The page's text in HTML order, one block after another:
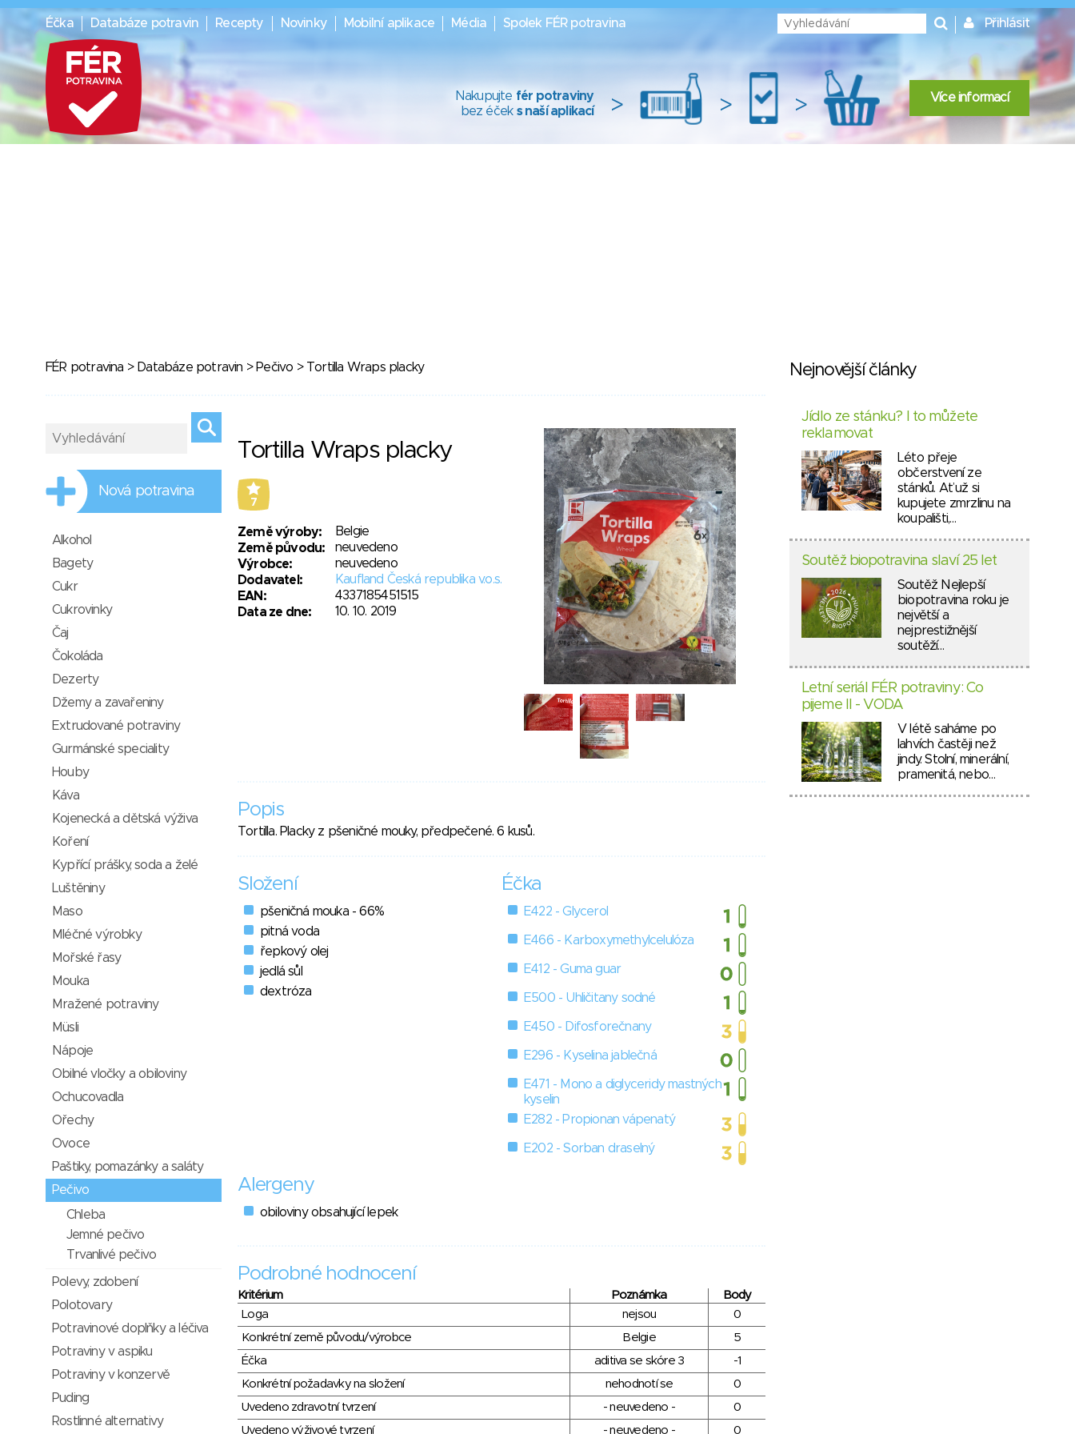
Éčka Databáze potravin Recepty Novinky Mobilní aplikace Média Spolek FÉR potravina Přihlásit
Nakupujte fér potraviny
bez éček s naší aplikací > > > Více informací
FÉR potravina > Databáze potravin > Pečivo > Tortilla Wraps placky
Tortilla Wraps placky
7
Země výroby:
Belgie
Země původu:
neuvedeno
Výrobce:
neuvedeno
Dodavatel:
Kaufland Česká republika v.o.s.
EAN:
4337185451515
Data ze dne:
10. 10. 2019
Popis
Tortilla. Placky z pšeničné mouky, předpečené. 6 kusů.
Složení
pšeničná mouka - 66%
pitná voda
řepkový olej
jedlá sůl
dextróza
Éčka
E422 - Glycerol
E466 - Karboxymethylcelulóza
E412 - Guma guar
E500 - Uhličitany sodné
E450 - Difosforečnany
E296 - Kyselina jablečná
E471 - Mono a diglyceridy mastných
kyselin
E282 - Propionan vápenatý
E202 - Sorban draselný
Alergeny
obiloviny obsahující lepek
Podrobné hodnocení
Kritérium Poznámka
Body
Loga
nejsou
0
Konkrétní země původu/výrobce
Belgie
5
Éčka
aditiva se skóre 3
-1
Konkrétní požadavky na složení
nehodnotí se
0
Uvedeno zdravotní tvrzení
- neuvedeno -
0
Uvedeno výživové tvrzení
- neuvedeno -
0
Nová potravina
Alkohol
Bagety
Cukr
Cukrovinky
Čaj
Čokoláda
Dezerty
Džemy a zavařeniny
Extrudované potraviny
Gurmánské speciality
Houby
Káva
Kojenecká a dětská výživa
Koření
Kypřící prášky, soda a želé
Luštěniny
Maso
Mléčné výrobky
Mořské řasy
Mouka
Mražené potraviny
Müsli
Nápoje
Obilné vločky a obiloviny
Ochucovadla
Ořechy
Ovoce
Paštiky, pomazánky a saláty
Pečivo
Chleba
Jemné pečivo
Trvanlivé pečivo
Polevy, zdobení
Polotovary
Potravinové doplňky a léčiva
Potraviny v aspiku
Potraviny v konzervě
Puding
Rostlinné alternativy
Nejnovější články
Jídlo ze stánku? I to můžete
reklamovat
Léto přeje
občerstvení ze
stánků. Ať už si
kupujete zmrzlinu na
koupališti,…
Soutěž biopotravina slaví 25 let
Soutěž Nejlepší
biopotravina roku je
největší a
nejprestižnější
soutěží…
Letní seriál FÉR potraviny: Co
pijeme II - VODA
V létě saháme po
lahvích častěji než
jindy. Stolní, minerální,
pramenitá, nebo…